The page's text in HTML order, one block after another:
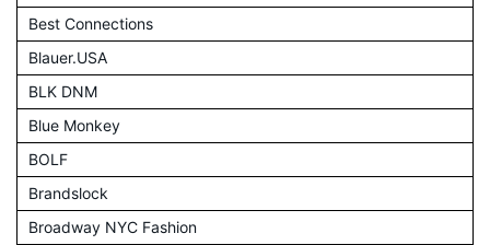
Best Connections
Blauer.USA
BLK DNM
Blue Monkey
BOLF
Brandslock
Broadway NYC Fashion